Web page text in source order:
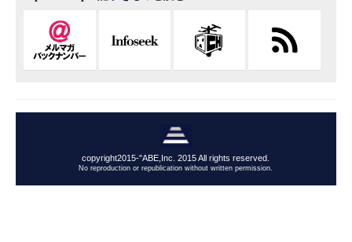
copyright2015-"ABE,Inc. 2015 All rights reserved.
No reproduction or republication without written permission.